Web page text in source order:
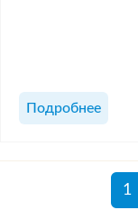
Подробнее
1